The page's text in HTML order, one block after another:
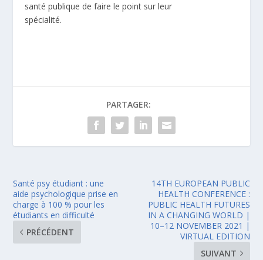
santé publique de faire le point sur leur
spécialité.
PARTAGER:
Santé psy étudiant : une
aide psychologique prise en
charge à 100 % pour les
étudiants en difficulté
PRÉCÉDENT
14TH EUROPEAN PUBLIC
HEALTH CONFERENCE :
PUBLIC HEALTH FUTURES
IN A CHANGING WORLD |
10–12 NOVEMBER 2021 |
VIRTUAL EDITION
SUIVANT